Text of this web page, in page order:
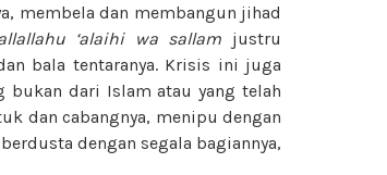
membela dan membangun jihad
‘alaihi wa sallam justru
bala tentaranya. Krisis ini juga
bukan dari Islam atau yang telah
dan cabangnya, menipu dengan
dengan segala bagiannya,